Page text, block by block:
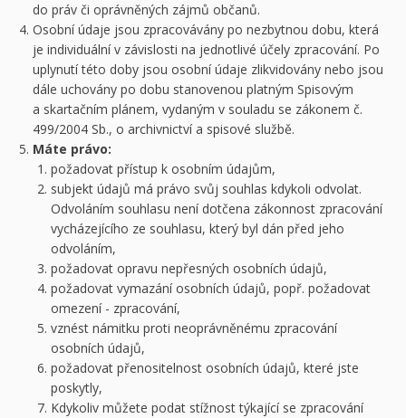
do práv či oprávněných zájmů občanů.
Osobní údaje jsou zpracovávány po nezbytnou dobu, která
je individuální v závislosti na jednotlivé účely zpracování. Po
uplynutí této doby jsou osobní údaje zlikvidovány nebo jsou
dále uchovány po dobu stanovenou platným Spisovým
a skartačním plánem, vydaným v souladu se zákonem č.
499/2004 Sb., o archivnictví a spisové službě.
Máte právo:
požadovat přístup k osobním údajům,
subjekt údajů má právo svůj souhlas kdykoli odvolat.
Odvoláním souhlasu není dotčena zákonnost zpracování
vycházejícího ze souhlasu, který byl dán před jeho
odvoláním,
požadovat opravu nepřesných osobních údajů,
požadovat vymazání osobních údajů, popř. požadovat
omezení - zpracování,
vznést námitku proti neoprávněnému zpracování
osobních údajů,
požadovat přenositelnost osobních údajů, které jste
poskytly,
Kdykoliv můžete podat stížnost týkající se zpracování
CZK
EUR